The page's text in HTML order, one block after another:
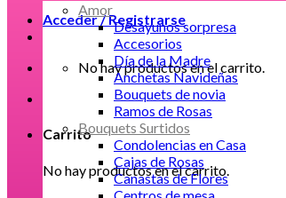
Acceder / Registrarse
No hay productos en el carrito.
Carrito
No hay productos en el carrito.
Amor
Desayunos sorpresa
Accesorios
Día de la Madre
Anchetas Navideñas
Bouquets de novia
Ramos de Rosas
Bouquets Surtidos
Condolencias en Casa
Cajas de Rosas
Canastas de Flores